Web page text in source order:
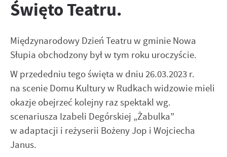
Święto Teatru.
Międzynarodowy Dzień Teatru w gminie Nowa
Słupia obchodzony był w tym roku uroczyście.
W przededniu tego święta w dniu 26.03.2023 r.
na scenie Domu Kultury w Rudkach widzowie mieli
okazje obejrzeć kolejny raz spektakl wg.
scenariusza Izabeli Degórskiej „Żabulka”
w adaptacji i reżyserii Bożeny Jop i Wojciecha
Janus.
Zapoznaj się z POLITYKĄ PRYWATNOŚCI I PLIKÓW COOKIES
personalizację określonych funkcjonalności czy
prezentowanych treści.
Dzięki tym plikom cookies możemy zapewnić Ci większy
komfort korzystania z funkcjonalności naszej strony
poprzez dopasowanie jej do Twoich indywidualnych
preferencji. Wyrażenie zgody na funkcjonalne i
personalizacyjne pliki cookies gwarantuje dostępność
większej ilości funkcji na stronie.
Więcej
Analityczne
Analityczne pliki cookies pomagają nam rozwijać się i
dostosowywać do Twoich potrzeb.
Cookies analityczne pozwalają na uzyskanie informacji w
zakresie wykorzystywania witryny internetowej, miejsca
oraz częstotliwości, z jaką odwiedzane są nasze serwisy
www. Dane pozwalają nam na ocenę naszych serwisów
Więcej
Reklamowe